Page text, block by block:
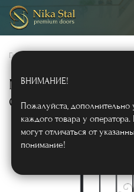
Главная
Металлическая
СВ-10Арт358
ВНИМАНИЕ!
Пожалуйста, дополнительно
каждого товара у
могут отличаться от
понимание!